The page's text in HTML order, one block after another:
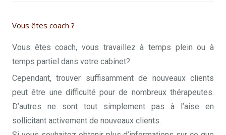
Vous êtes coach ?
Vous êtes coach, vous travaillez à temps plein ou à
temps partiel dans votre cabinet?
Cependant, trouver suffisamment de nouveaux clients
peut être une difficulté pour de nombreux thérapeutes.
D’autres ne sont tout simplement pas à l’aise en
sollicitant activement de nouveaux clients.